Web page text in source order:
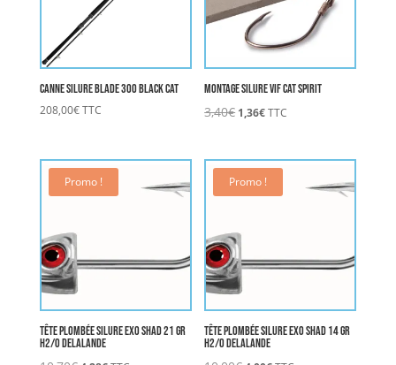
Canne Silure Blade 300 BLACK CAT
208,00€TTC
Montage Silure Vif CAT SPIRIT
3,40€ Le
était :
3,40€.
1,36€Le
est :
1,36€.
TTC
Promo !
Tête Plombée Silure Exo Shad 21 gr
H2/0 DELALANDE
Promo !
Tête Plombée Silure Exo Shad 14 gr
H2/0 DELALANDE